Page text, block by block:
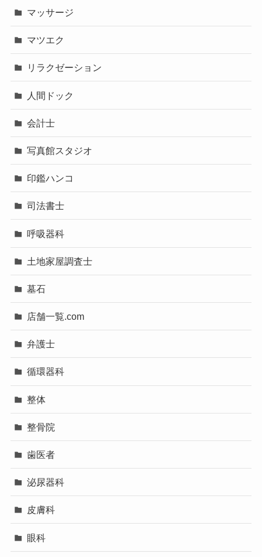
マッサージ
マツエク
リラクゼーション
人間ドック
会計士
写真館スタジオ
印鑑ハンコ
司法書士
呼吸器科
土地家屋調査士
墓石
店舗一覧.com
弁護士
循環器科
整体
整骨院
歯医者
泌尿器科
皮膚科
眼科